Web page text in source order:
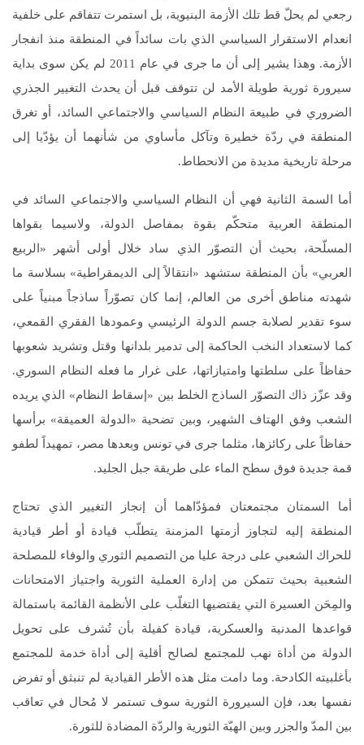
رجعي لم يحلّ قط تلك الأزمة البنيوية، بل استمرت تتفاقم على خلفية
انعدام الاستقرار السياسي الذي بات سائداً في المنطقة منذ انفجار
الأزمة. وهذا يشير إلى أن ما جرى في عام 2011 لم يكن سوى بداية
سيرورة ثورية طويلة الأمد لن تتوقف قبل أن يحدث التغيير الجذري
الضروري في طبيعة النظام السياسي والاجتماعي السائد، أو تغرق
المنطقة في ردّة خطيرة وتآكل مأساوي من شأنهما أن يؤدّيا إلى
مرحلة تاريخية مديدة من الانحطاط.
أما السمة الثانية فهي أن النظام السياسي والاجتماعي السائد في
المنطقة العربية متحكّم بقوة بمفاصل الدولة، ولاسيما بقواها
المسلّحة، بحيث أن التصوّر الذي ساد خلال أولى أشهر «الربيع
العربي» بأن المنطقة ستشهد «انتقالاً إلى الديمقراطية» بسلاسة ما
شهدته مناطق أخرى من العالم، إنما كان تصوّراً ساذجاً مبنياً على
سوء تقدير لصلابة جسم الدولة الرئيسي وعمودها الفقري القمعي،
كما لاستعداد النخب الحاكمة إلى تدمير بلدانها وقتل وتشريد شعوبها
حفاظاً على سلطتها وامتيازاتها، على غرار ما فعله النظام السوري.
وقد عزّز ذاك التصوّر الساذج الخلط بين «إسقاط النظام» الذي يريده
الشعب وفق الهتاف الشهير، وبين تضحية «الدولة العميقة» برأسها
حفاظاً على ركائزها، مثلما جرى في تونس وبعدها مصر، تمهيداً لطفو
قمة جديدة فوق سطح الماء على طريقة جبل الجليد.
أما السمتان مجتمعتان فمؤدّاهما أن إنجاز التغيير الذي تحتاج
المنطقة إليه لتجاوز أزمتها المزمنة يتطلّب قيادة أو أطر قيادية
للحراك الشعبي على درجة عليا من التصميم الثوري والوفاء للمصلحة
الشعبية بحيث تتمكن من إدارة العملية الثورية واجتياز الامتحانات
والمِحَن العسيرة التي يقتضيها التغلّب على الأنظمة القائمة باستمالة
قواعدها المدنية والعسكرية، قيادة كفيلة بأن تُشرف على تحويل
الدولة من أداة نهب للمجتمع لصالح أقلية إلى أداة خدمة للمجتمع
بأغلبيته الكادحة. وما دامت مثل هذه الأطر القيادية لم تنبثق أو تفرض
نفسها بعد، فإن السيرورة الثورية سوف تستمر لا مُحال في تعاقب
بين المدّ والجزر وبين الهبّة الثورية والردّة المضادة للثورة.